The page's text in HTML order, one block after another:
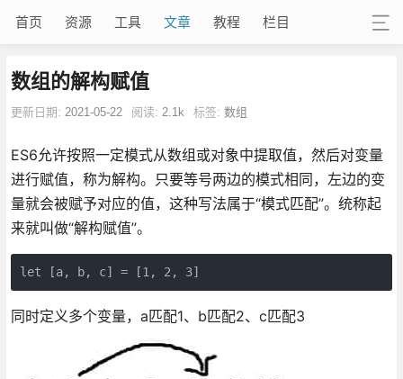
首页 资源 工具 文章 教程 栏目
数组的解构赋值
更新日期: 2021-05-22 阅读: 2.1k 标签: 数组
ES6允许按照一定模式从数组或对象中提取值，然后对变量
进行赋值，称为解构。只要等号两边的模式相同，左边的变
量就会被赋予对应的值，这种写法属于“模式匹配”。统称起
来就叫做“解构赋值”。
同时定义多个变量，a匹配1、b匹配2、c匹配3